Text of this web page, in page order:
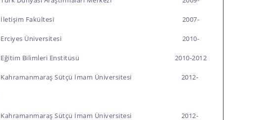
İletişim Fakültesi 2007-
Erciyes Üniversitesi 2010-
Eğitim Bilimleri Enstitüsü 2010-2012
Kahramanmaraş Sütçü İmam Üniversitesi 2012-
Kahramanmaraş Sütçü İmam Üniversitesi 2012-